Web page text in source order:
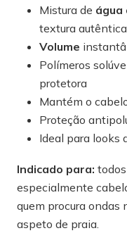
Mistura de água
textura autêntica
Volume
Polímeros
protetora
Mantém o
Proteção
Ideal para looks
Indicado para:
especialmente
quem procura ondas
aspeto de praia.